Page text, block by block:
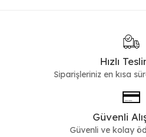
Hızlı
Siparişleriniz en kısa
Güvenli
Güvenli ve kolay